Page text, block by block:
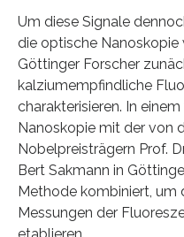
Um diese Signale
die optische Nanoskopie
Göttinger Forscher
kalziumempfindliche
charakterisieren. In
Nanoskopie mit der von
Nobelpreisträgern Prof.
Bert Sakmann in
Methode kombiniert, um
Messungen der